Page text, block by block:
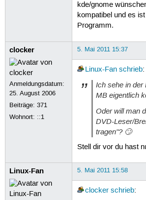
kde/gnome
kompatibel und es
Programm.
clocker
Anmeldungsdatum:
25. August 2006
Beiträge:371
Wohnort: ::1
5. Mai 2011 15:37
Linux-Fan schrieb:
Ich sehe in der
MB eigentlich
Oder will man
DVD-Leser/
tragen"? 🙄
Stell dir vor du hast
Linux-Fan 5. Mai 2011 15:58
clocker schrieb: